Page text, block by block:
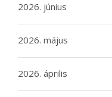
2026. június
2026. május
2026. április